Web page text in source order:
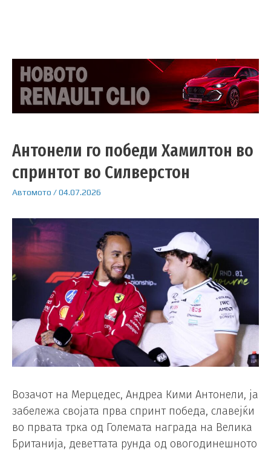
Антонели го победи Хамилтон во
спринтот во Силверстон
Автомото /04.07.2026
Возачот на Мерцедес, Андреа Кими Антонели, ја
забележа својата прва спринт победа, славејќи
во првата трка од Големата награда на Велика
Британија, деветтата рунда од овогодинешното